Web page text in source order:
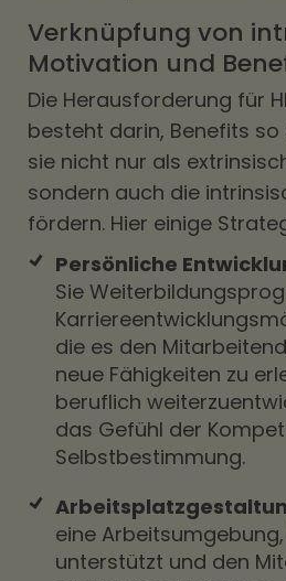
Verknüpfung von
Motivation und
Die Herausforderung für
besteht darin, Benefits
sie nicht nur als
sondern auch die
fördern. Hier einige
Persönliche
Sie
die es den
neue Fähigkeiten zu
beruflich
das Gefühl der
Selbstbestimmung.
eine
unterstützt und den